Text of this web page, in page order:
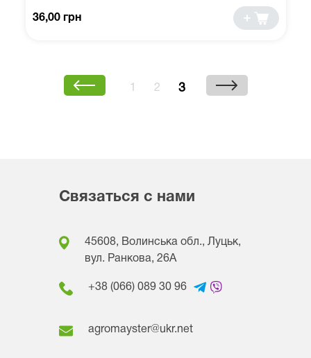
36,00 грн
2 3
Связаться с нами
45608, Волинська обл., Луцьк,
вул. Ранкова, 26A
+38 (066) 089 30 96
agromayster@ukr.net